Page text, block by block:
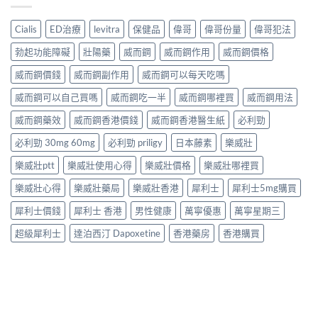
Cialis ED治療 levitra 保健品 偉哥 偉哥份量
偉哥犯法
勃起功能障礙
壯陽藥 威而鋼 威而鋼作用
威而鋼價格
威而鋼價錢
威而鋼副作用
威而鋼可以每天吃嗎
威而鋼可以自己買嗎
威而鋼吃一半 威而鋼哪裡買
威而鋼用法
威而鋼藥效
威而鋼香港價錢 威而鋼香港醫生紙
必利勁
必利勁 30mg 60mg
必利勁 priligy 日本藤素
樂威壯
樂威壯ptt
樂威壯使用心得 樂威壯價格
樂威壯哪裡買
樂威壯心得
樂威壯藥局 樂威壯香港 犀利士
犀利士5mg購買
犀利士價錢
犀利士 香港 男性健康 萬寧優惠
萬寧星期三
超級犀利士
達泊西汀 Dapoxetine 香港藥房 香港購買